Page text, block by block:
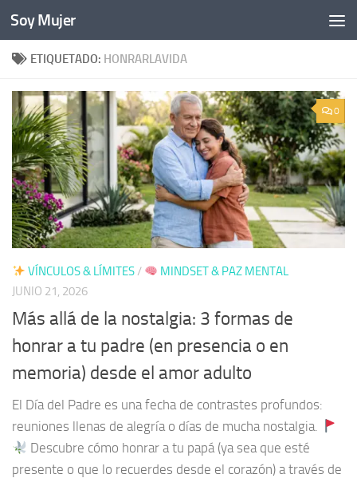
Bajo el contenido
Soy Mujer
ETIQUETADO: HONRARLAVIDA
0
VÍNCULOS & LÍMITES/
MINDSET & PAZ MENTAL
JUNIO 21, 2026
Más allá de la nostalgia: 3 formas de
honrar a tu padre (en presencia o en
memoria) desde el amor adulto
El Día del Padre es una fecha de contrastes profundos:
reuniones llenas de alegría o días de mucha nostalgia.
Descubre cómo honrar a tu papá (ya sea que esté
presente o que lo recuerdes desde el corazón) a través de